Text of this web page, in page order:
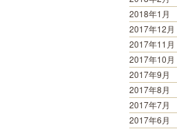
2018年1月
2017年12月
2017年11月
2017年10月
2017年9月
2017年8月
2017年7月
2017年6月